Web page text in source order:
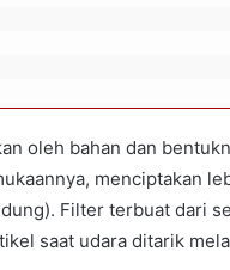
oleh bahan dan
menciptakan
Filter terbuat dari
saat udara ditarik